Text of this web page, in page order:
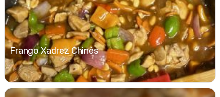
Frango Xadrez Chinês